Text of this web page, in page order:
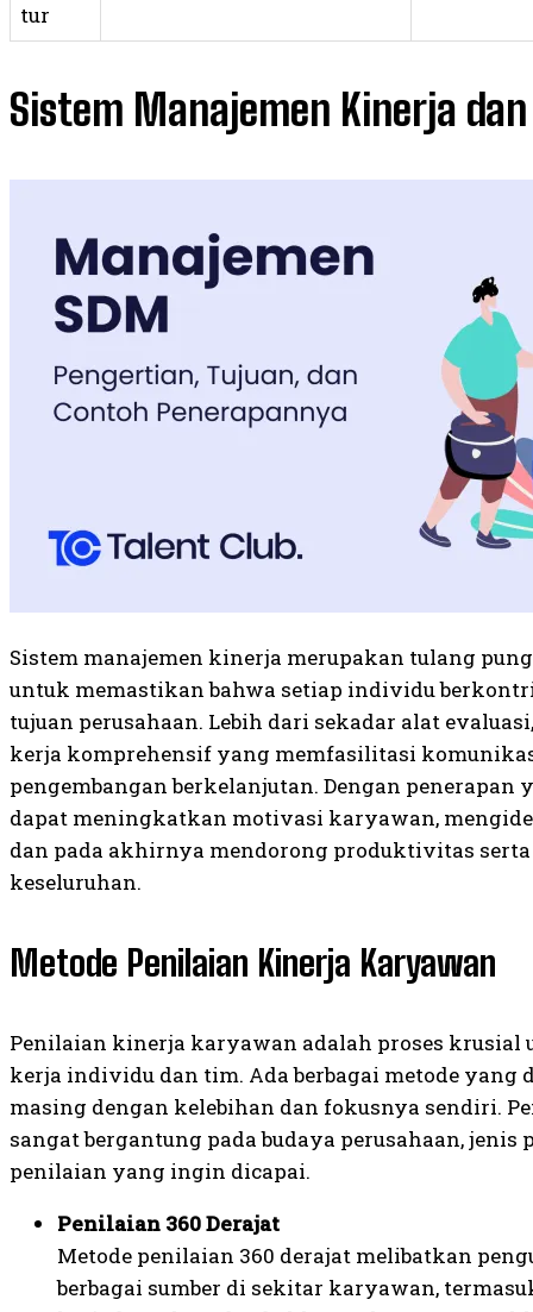
tur
Sistem Manajemen Kinerja
Sistem manajemen kinerja merupakan tulang
untuk memastikan bahwa setiap individu
tujuan perusahaan. Lebih dari sekadar alat
kerja komprehensif yang memfasilitasi
pengembangan berkelanjutan. Dengan penerapan
dapat meningkatkan motivasi karyawan,
dan pada akhirnya mendorong produktivitas
keseluruhan.
Metode Penilaian Kinerja Karyawan
Penilaian kinerja karyawan adalah proses
kerja individu dan tim. Ada berbagai metode yang
masing dengan kelebihan dan fokusnya sendiri.
sangat bergantung pada budaya perusahaan, jenis
penilaian yang ingin dicapai.
Penilaian 360 Derajat
Metode penilaian 360 derajat melibatkan
berbagai sumber di sekitar karyawan,